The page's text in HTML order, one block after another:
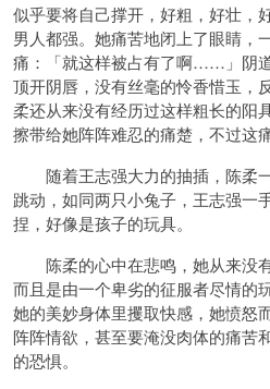
似乎要将自己撑开，好粗，好壮，
男人都强。她痛苦地闭上了眼睛，
痛：「就这样被占有了啊……」阴
顶开阴唇，没有丝毫的怜香惜玉，
柔还从来没有经历过这样粗长的阳
擦带给她阵阵难忍的痛楚，不过这
随着王志强大力的抽插，陈柔
跳动，如同两只小兔子，王志强一
捏，好像是孩子的玩具。
陈柔的心中在悲鸣，她从来没有
而且是由一个卑劣的征服者尽情的
她的美妙身体里攫取快感，她愤怒
阵阵情欲，甚至要淹没肉体的痛苦
的恐惧。